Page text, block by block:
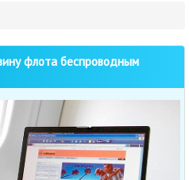
флота беспроводным